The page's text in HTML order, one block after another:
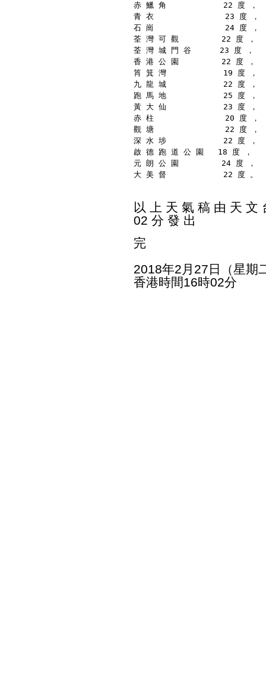
赤 鱲 角            22 度 ，
青 衣               23 度 ，
石 崗               24 度 ，
荃 灣 可 觀         22 度 ，
荃 灣 城 門 谷      23 度 ，
香 港 公 園         22 度 ，
筲 箕 灣            19 度 ，
九 龍 城            22 度 ，
跑 馬 地            25 度 ，
黃 大 仙            23 度 ，
赤 柱               20 度 ，
觀 塘               22 度 ，
深 水 埗            22 度 ，
啟 德 跑 道 公 園   18 度 ，
元 朗 公 園         24 度 ，
大 美 督            22 度 。
以 上 天 氣 稿 由 天 文
02 分 發 出
完
2018年2月27日（星期
香港時間16時02分